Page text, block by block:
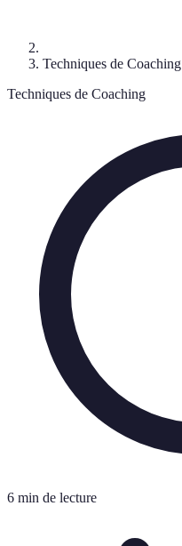
Techniques de Coaching
Techniques de Coaching
6 min de lecture